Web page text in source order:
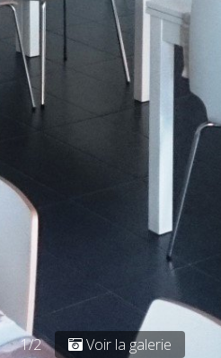
1/2 Voir la galerie